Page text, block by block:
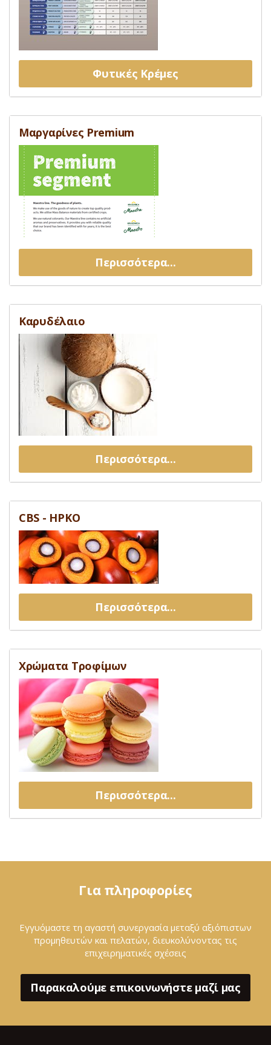
Φυτικές Κρέμες
Μαργαρίνες Premium
Περισσότερα...
Καρυδέλαιο
Περισσότερα...
CBS - HPKO
Περισσότερα...
Χρώματα Τροφίμων
Περισσότερα...
Για πληροφορίες
Εγγυόμαστε τη αγαστή συνεργασία μεταξύ αξιόπιστων
προμηθευτών και πελατών, διευκολύνοντας τις
επιχειρηματικές σχέσεις
Παρακαλούμε επικοινωνήστε μαζί μας